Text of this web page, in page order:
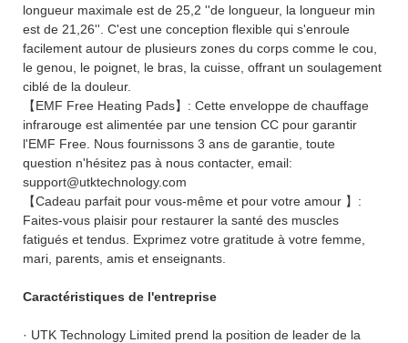
longueur maximale est de 25,2 ''de longueur, la longueur min
est de 21,26''. C'est une conception flexible qui s'enroule
facilement autour de plusieurs zones du corps comme le cou,
le genou, le poignet, le bras, la cuisse, offrant un soulagement
ciblé de la douleur.
【EMF Free Heating Pads】: Cette enveloppe de chauffage
infrarouge est alimentée par une tension CC pour garantir
l'EMF Free. Nous fournissons 3 ans de garantie, toute
question n'hésitez pas à nous contacter, email:
support@utktechnology.com
【Cadeau parfait pour vous-même et pour votre amour 】:
Faites-vous plaisir pour restaurer la santé des muscles
fatigués et tendus. Exprimez votre gratitude à votre femme,
mari, parents, amis et enseignants.
Caractéristiques de l'entreprise
· UTK Technology Limited prend la position de leader de la